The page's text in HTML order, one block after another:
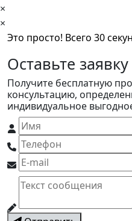
×
×
Это просто! Всего 30
Оставьте заявку
Получите бесплатную
консультацию,
индивидуальное